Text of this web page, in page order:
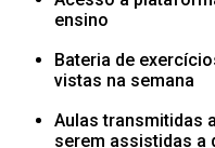
ensino
Bateria de
vistas na semana
Aulas transmitidas
serem assistidas a